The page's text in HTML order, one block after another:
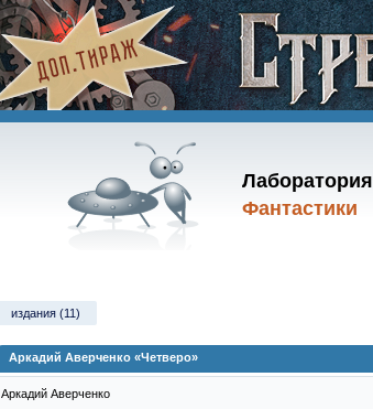
Лаборатория
Фантастики
издания (11)
Аркадий Аверченко «Четверо»
Аркадий Аверченко